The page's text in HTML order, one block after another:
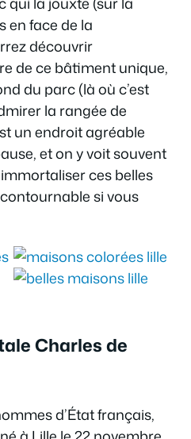
en face de la
découvrir
de ce bâtiment unique,
du parc (là où c’est
la rangée de
un endroit agréable
et on y voit souvent
ces belles
si vous
Charles de
d’État français,